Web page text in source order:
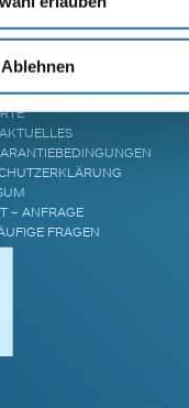
Ablehnen
– GESCHICHTE &
– ANFRAGE
FRAGEN